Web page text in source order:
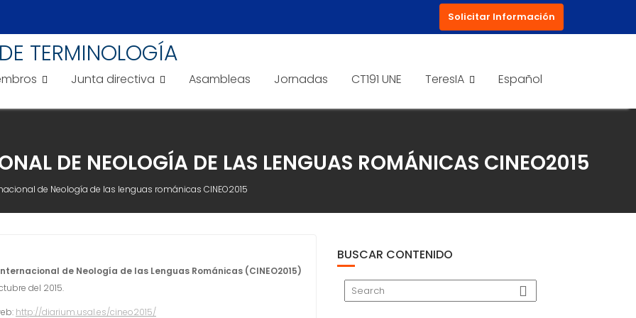
Solicitar Información
TERMINOLOGÍA
Junta directiva Asambleas Jornadas CT191 UNE TeresIA Español
DE NEOLOGÍA DE LAS LENGUAS ROMÁNICAS CINEO2015
de Neología de las lenguas románicas CINEO2015
de Neología de las Lenguas Románicas (CINEO2015)
del 2015.
http://diarium.usal.es/cineo2015/
BUSCAR CONTENIDO